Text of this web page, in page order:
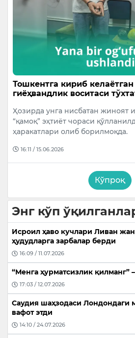
Тошкентга кириб келаётган
гиёҳвандлик воситаси
Ҳозирда унга нисбатан жиноят
“қамоқ” эҳтиёт чораси
ҳаракатлари олиб борилмоқда.
16:11 / 15.06.2026
Кўпроқ
Энг кўп
Исроил ҳаво кучлари Ливан
ҳудудларга зарбалар берди
16:09 / 11.07.2026
“Менга ҳурматсизлик қилманг”
17:03 / 12.07.2026
Саудия шаҳзодаси Лондондаги
вафот этди
14:10 / 24.07.2026